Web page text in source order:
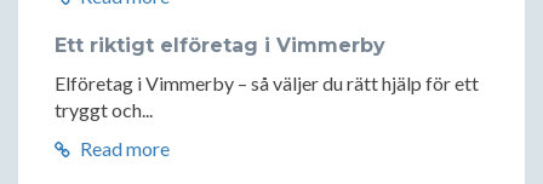
Ett riktigt elföretag i Vimmerby
Elföretag i Vimmerby – så väljer du rätt hjälp för ett
tryggt och...
Read more